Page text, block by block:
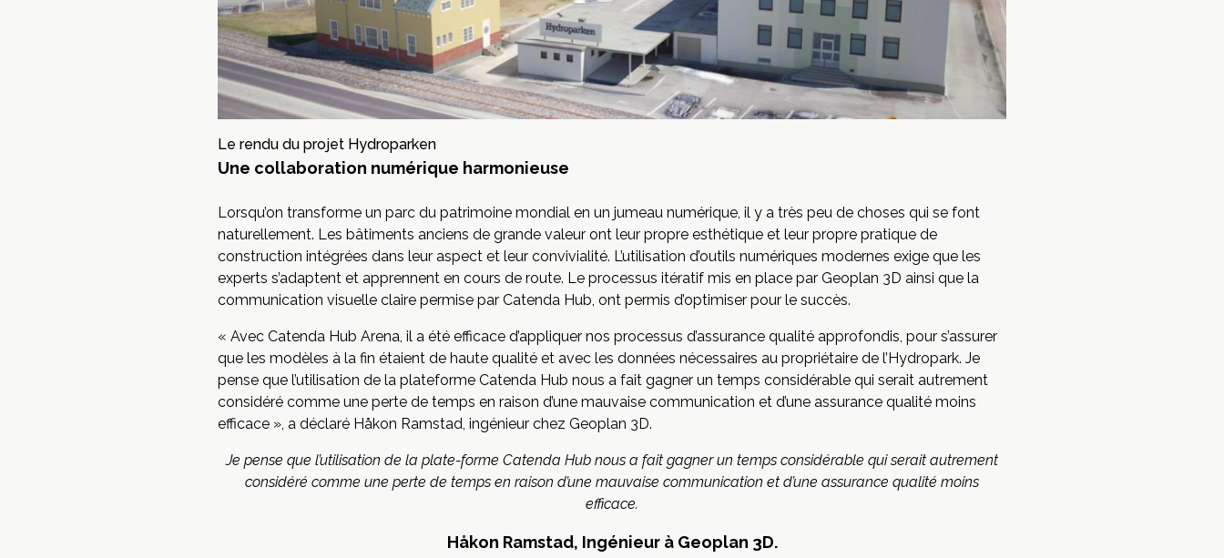
Le rendu du projet Hydroparken
Une collaboration numérique harmonieuse
Lorsqu’on transforme un parc du patrimoine mondial en un jumeau numérique, il y a très peu de choses qui se font
naturellement. Les bâtiments anciens de grande valeur ont leur propre esthétique et leur propre pratique de
construction intégrées dans leur aspect et leur convivialité. L’utilisation d’outils numériques modernes exige que les
experts s’adaptent et apprennent en cours de route. Le processus itératif mis en place par Geoplan 3D ainsi que la
communication visuelle claire permise par Catenda Hub, ont permis d’optimiser pour le succès.
« Avec Catenda Hub Arena, il a été efficace d’appliquer nos processus d’assurance qualité approfondis, pour s’assurer
que les modèles à la fin étaient de haute qualité et avec les données nécessaires au propriétaire de l’Hydropark. Je
pense que l’utilisation de la plateforme Catenda Hub nous a fait gagner un temps considérable qui serait autrement
considéré comme une perte de temps en raison d’une mauvaise communication et d’une assurance qualité moins
efficace », a déclaré Håkon Ramstad, ingénieur chez Geoplan 3D.
Je pense que l’utilisation de la plate-forme Catenda Hub nous a fait gagner un temps considérable qui serait autrement
considéré comme une perte de temps en raison d’une mauvaise communication et d’une assurance qualité moins
efficace.
Håkon Ramstad, Ingénieur à Geoplan 3D.